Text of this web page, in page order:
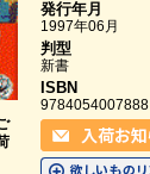
発行年月
1997年06月
判型
新書
ISBN
9784054007888